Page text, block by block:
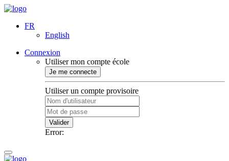
FR
English
Connexion
Utiliser mon compte école
Je me connecte
Utiliser un compte provisoire
Valider
Error: